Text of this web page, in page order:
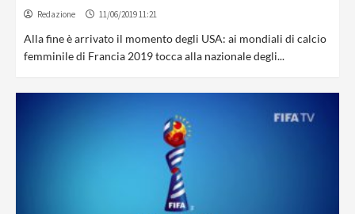
Redazione 11/06/2019 11:21
Alla fine è arrivato il momento degli USA: ai mondiali di calcio
femminile di Francia 2019 tocca alla nazionale degli...